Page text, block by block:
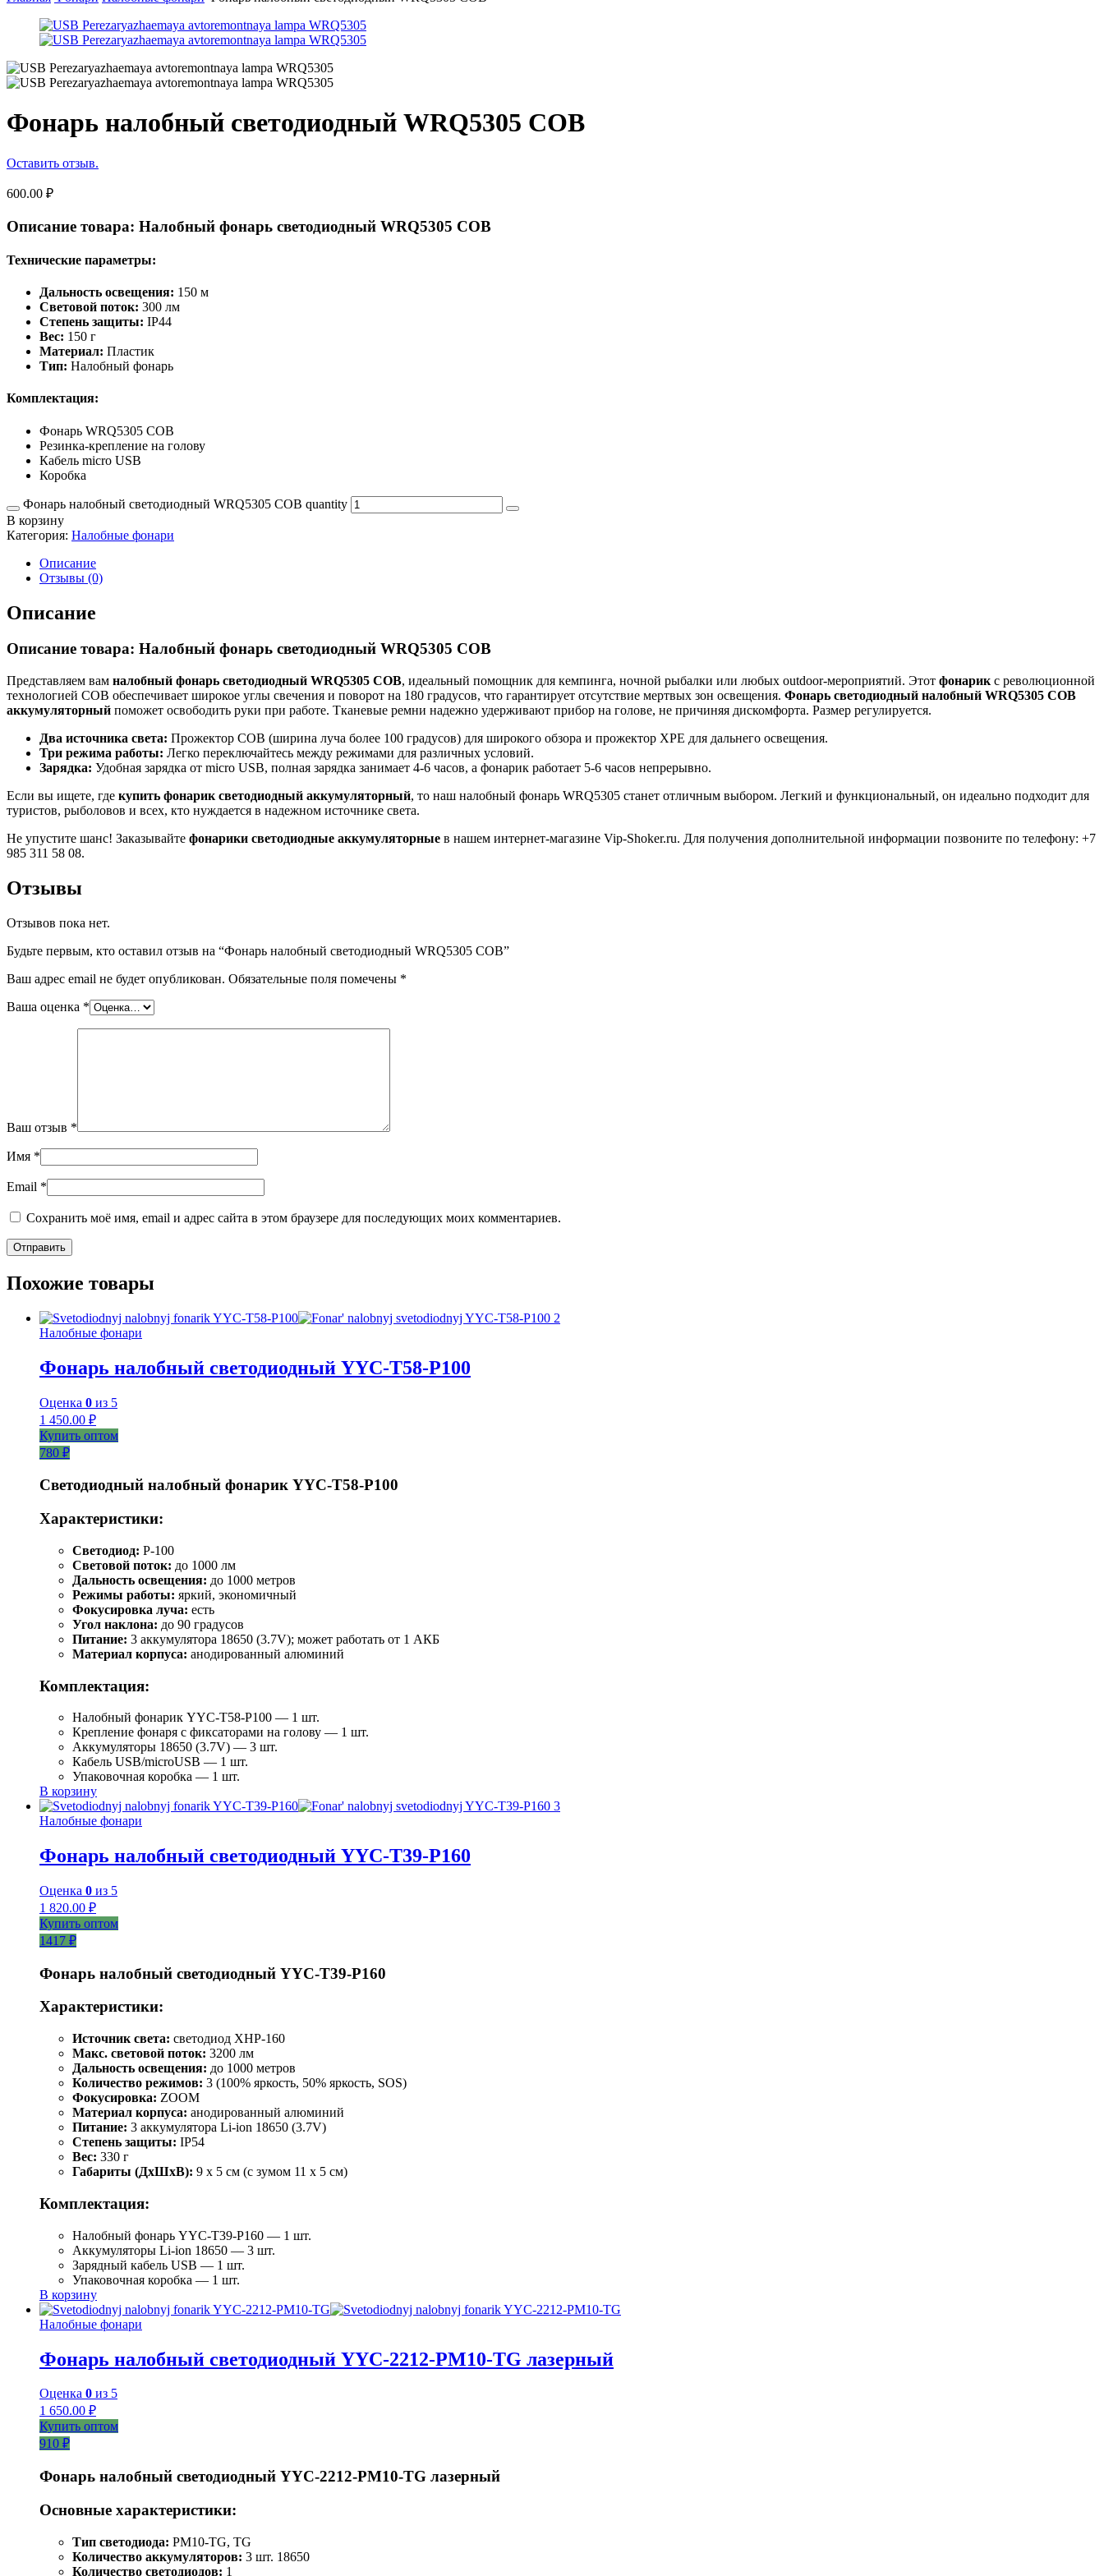
Фонарь налобный светодиодный WRQ5305 COB
Оставить отзыв.
600.00 ₽
Описание товара: Налобный фонарь светодиодный WRQ5305 COB
Технические параметры:
Дальность освещения: 150 м
Световой поток: 300 лм
Степень защиты: IP44
Вес: 150 г
Материал: Пластик
Тип: Налобный фонарь
Комплектация:
Фонарь WRQ5305 COB
Резинка-крепление на голову
Кабель micro USB
Коробка
Фонарь налобный светодиодный WRQ5305 COB quantity
В корзину
Категория: Налобные фонари
Описание
Отзывы (0)
Описание
Описание товара: Налобный фонарь светодиодный WRQ5305 COB
Представляем вам налобный фонарь светодиодный WRQ5305 COB, идеальный помощник для кемпинга, ночной рыбалки или любых outdoor-мероприятий. Этот фонарик с революционной
технологией COB обеспечивает широкое углы свечения и поворот на 180 градусов, что гарантирует отсутствие мертвых зон освещения. Фонарь светодиодный налобный WRQ5305 COB
аккумуляторный поможет освободить руки при работе. Тканевые ремни надежно удерживают прибор на голове, не причиняя дискомфорта. Размер регулируется.
Два источника света: Прожектор COB (ширина луча более 100 градусов) для широкого обзора и прожектор XPE для дальнего освещения.
Три режима работы: Легко переключайтесь между режимами для различных условий.
Зарядка: Удобная зарядка от micro USB, полная зарядка занимает 4-6 часов, а фонарик работает 5-6 часов непрерывно.
Если вы ищете, где купить фонарик светодиодный аккумуляторный, то наш налобный фонарь WRQ5305 станет отличным выбором. Легкий и функциональный, он идеально подходит для
туристов, рыболовов и всех, кто нуждается в надежном источнике света.
Не упустите шанс! Заказывайте фонарики светодиодные аккумуляторные в нашем интернет-магазине Vip-Shoker.ru. Для получения дополнительной информации позвоните по телефону: +7
985 311 58 08.
Отзывы
Отзывов пока нет.
Будьте первым, кто оставил отзыв на “Фонарь налобный светодиодный WRQ5305 COB”
Ваш адрес email не будет опубликован. Обязательные поля помечены *
Ваша оценка *
Ваш отзыв *
Имя *
Email *
Сохранить моё имя, email и адрес сайта в этом браузере для последующих моих комментариев.
Похожие товары
Налобные фонари
Фонарь налобный светодиодный YYC-T58-P100
Оценка 0 из 5
1 450.00 ₽
Купить оптом
780 ₽
Светодиодный налобный фонарик YYC-T58-P100
Характеристики:
Светодиод: P-100
Световой поток: до 1000 лм
Дальность освещения: до 1000 метров
Режимы работы: яркий, экономичный
Фокусировка луча: есть
Угол наклона: до 90 градусов
Питание: 3 аккумулятора 18650 (3.7V); может работать от 1 АКБ
Материал корпуса: анодированный алюминий
Комплектация:
Налобный фонарик YYC-T58-P100 — 1 шт.
Крепление фонаря с фиксаторами на голову — 1 шт.
Аккумуляторы 18650 (3.7V) — 3 шт.
Кабель USB/microUSB — 1 шт.
Упаковочная коробка — 1 шт.
В корзину
Налобные фонари
Фонарь налобный светодиодный YYC-T39-P160
Оценка 0 из 5
1 820.00 ₽
Купить оптом
1417 ₽
Фонарь налобный светодиодный YYC-T39-P160
Характеристики:
Источник света: светодиод XHP-160
Макс. световой поток: 3200 лм
Дальность освещения: до 1000 метров
Количество режимов: 3 (100% яркость, 50% яркость, SOS)
Фокусировка: ZOOM
Материал корпуса: анодированный алюминий
Питание: 3 аккумулятора Li-ion 18650 (3.7V)
Степень защиты: IP54
Вес: 330 г
Габариты (ДхШхВ): 9 x 5 см (с зумом 11 x 5 см)
Комплектация:
Налобный фонарь YYC-T39-P160 — 1 шт.
Аккумуляторы Li-ion 18650 — 3 шт.
Зарядный кабель USB — 1 шт.
Упаковочная коробка — 1 шт.
В корзину
Налобные фонари
Фонарь налобный светодиодный YYC-2212-PM10-TG лазерный
Оценка 0 из 5
1 650.00 ₽
Купить оптом
910 ₽
Фонарь налобный светодиодный YYC-2212-PM10-TG лазерный
Основные характеристики:
Тип светодиода: PM10-TG, TG
Количество аккумуляторов: 3 шт. 18650
Количество светодиодов: 1